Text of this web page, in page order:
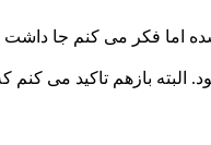
اما فکر می کنم جا
بازهم تاکید می کنم